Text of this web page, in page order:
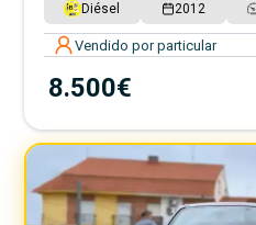
Diésel 2012
Vendido por particular
8.500€